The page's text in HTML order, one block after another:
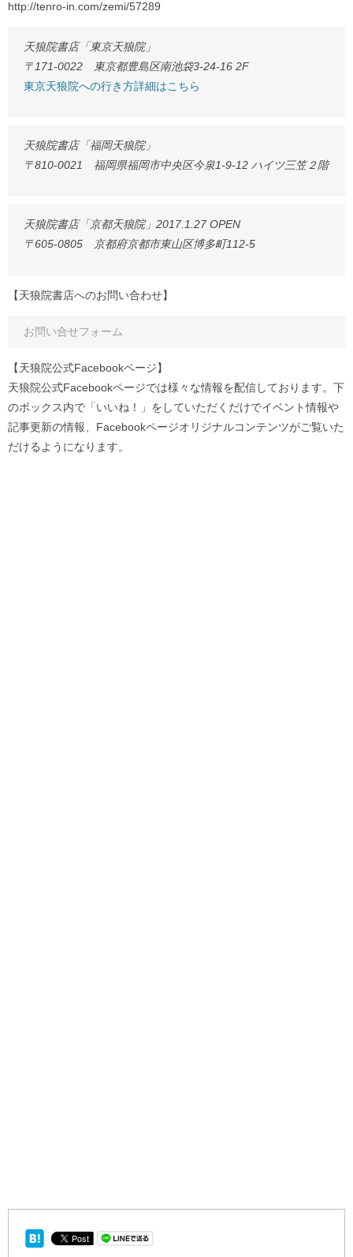
http://tenro-in.com/zemi/57289
天狼院書店「東京天狼院」
〒171-0022 東京都豊島区南池袋3-24-16 2F
東京天狼院への行き方詳細はこちら
天狼院書店「福岡天狼院」
〒810-0021 福岡県福岡市中央区今泉1-9-12 ハイツ三笠２階
天狼院書店「京都天狼院」2017.1.27 OPEN
〒605-0805 京都府京都市東山区博多町112-5
【天狼院書店へのお問い合わせ】
お問い合せフォーム
【天狼院公式Facebookページ】
天狼院公式Facebookページでは様々な情報を配信しております。下
のボックス内で「いいね！」をしていただくだけでイベント情報や
記事更新の情報、Facebookページオリジナルコンテンツがご覧いた
だけるようになります。